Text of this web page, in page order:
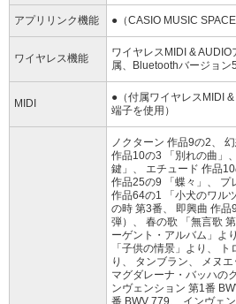
アプリリンク機能 ●（CASIO MUSIC SPACE
ワイヤレス機能
ワイヤレスMIDI &
属、Bluetoothバージョン
MIDI
●（付属ワイヤレスMIDI
端子を使用）
ノクターン 作品9の2、
作品10の3 「別れの曲」
鍵」、 エチュード 作品
作品25の9 「蝶々」、 プ
作品64の1 「小犬のワル
の時 第3番、 即興曲 作
弾）、 春の歌 「無言歌
ーゲント・アルバム」よ
「子供の情景」より、
り、 タンブラン、 メヌ
マグダレーナ・バッハの
ンヴェンション 第1番
番 BWV 779、 インヴェ